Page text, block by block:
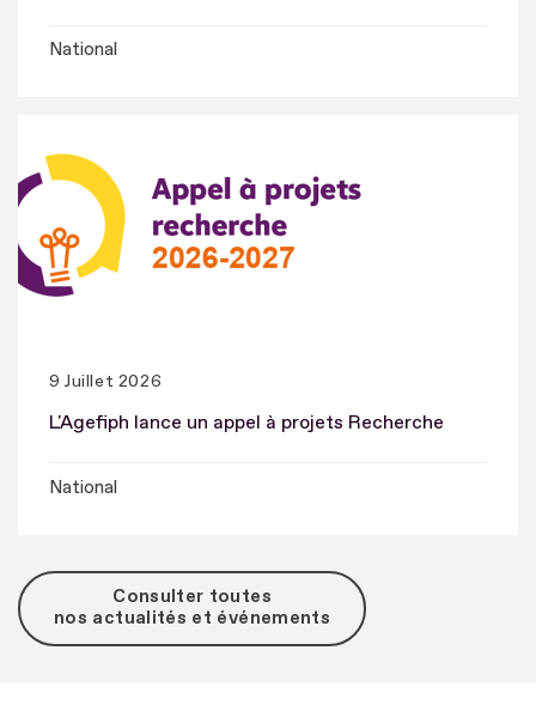
National
9 Juillet 2026
L'Agefiph lance un appel à projets Recherche
National
Consulter toutes
nos actualités et événements